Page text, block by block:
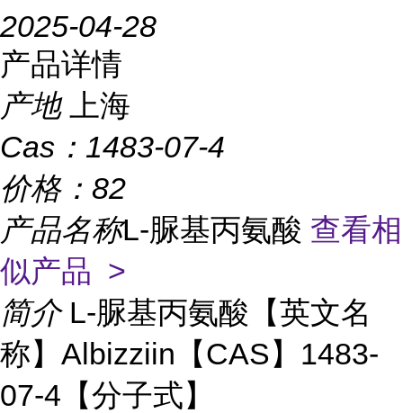
2025-04-28
产品详情
产地
上海
Cas： 1483-07-4
价格： 82
产品名称L-脲基丙氨酸 查看相
似产品 >
简介 L-脲基丙氨酸【英文名
称】Albizziin【CAS】1483-
07-4【分子式】